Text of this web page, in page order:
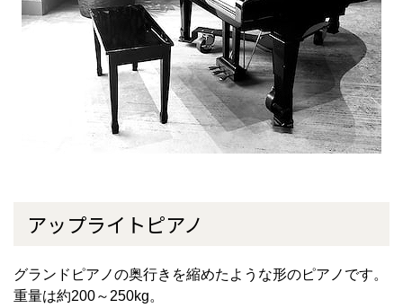
アップライトピアノ
グランドピアノの奥行きを縮めたような形のピアノです。
重量は約200～ 250kg。